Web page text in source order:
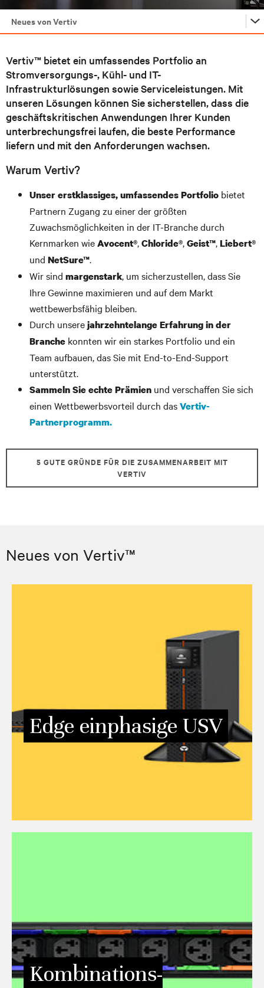
Neues von Vertiv
Edge-Lösungen
Vorteile der Partnerschaft
Aktuelle Angebote und Aktionen
Ressourcen
Kontaktieren Sie uns
Partner werden
Vertiv™ bietet ein umfassendes Portfolio an
Stromversorgungs-, Kühl- und IT-
Infrastrukturlösungen sowie Serviceleistungen. Mit
unseren Lösungen können Sie sicherstellen, dass die
geschäftskritischen Anwendungen Ihrer Kunden
unterbrechungsfrei laufen, die beste Performance
liefern und mit den Anforderungen wachsen.
Warum Vertiv?
Unser erstklassiges, umfassendes Portfolio bietet
Partnern Zugang zu einer der größten
Zuwachsmöglichkeiten in der IT-Branche durch
Kernmarken wieAvocent®,Chloride®,Geist™,Liebert®
und NetSure™.
Wir sind margenstark, um sicherzustellen, dass Sie
Ihre Gewinne maximieren und auf dem Markt
wettbewerbsfähig bleiben.
Durch unserejahrzehntelange Erfahrung in der
Branche konnten wir ein starkes Portfolio und ein
Team aufbauen, das Sie mit End-to-End-Support
unterstützt.
Sammeln Sie echte Prämien und verschaffen Sie sich
einen Wettbewerbsvorteil durch dasVertiv-
Partnerprogramm.
5 GUTE GRÜNDE FÜR DIE ZUSAMMENARBEIT MIT
VERTIV
Neues von Vertiv™
Edge einphasige USV
Warum wählen Sie nicht den fortschrittlichsten
Leistungsschutz für die IT Edge-Anwendungen Ihrer
Kunden, während Sie Energie sparen? Mit der neuen Line-
Interactive
Vertiv Edge einphasige USV
Kombinations-
sowohl einen IEC C13-Stecker als auch einen C19-Stecker
an derselben Steckdose anzuschließen.